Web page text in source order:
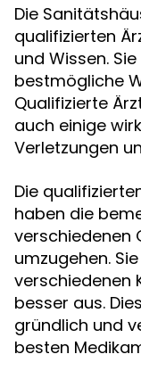
Die
qualifizierten
und Wissen.
bestmögliche
Qualifizierte
auch einige
Verletzungen
Die
haben die
verschiedenen
umzugehen.
verschiedenen
besser aus.
gründlich und
besten